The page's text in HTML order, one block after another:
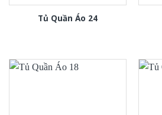
Tủ Quần Áo 24